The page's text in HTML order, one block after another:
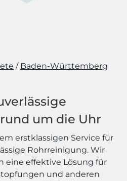
Baden-Württemberg
um die Uhr
erstklassigen Service für
Rohrreinigung. Wir
eine effektive Lösung für
und anderen